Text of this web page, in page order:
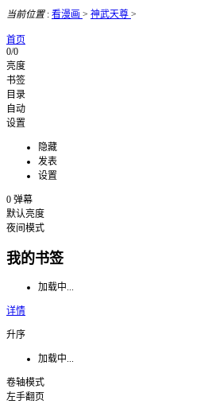
当前位置: 看漫画 > 神武天尊 >
首页
0/0
亮度
书签
目录
自动
设置
隐藏
发表
设置
0 弹幕
默认亮度
夜间模式
我的书签
加载中...
详情
升序
加载中...
卷轴模式
左手翻页